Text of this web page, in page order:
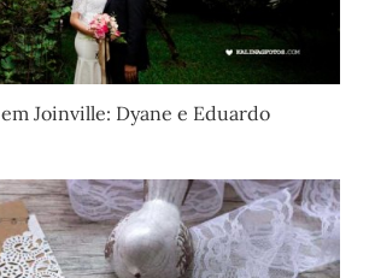
Joinville: Dyane e Eduardo